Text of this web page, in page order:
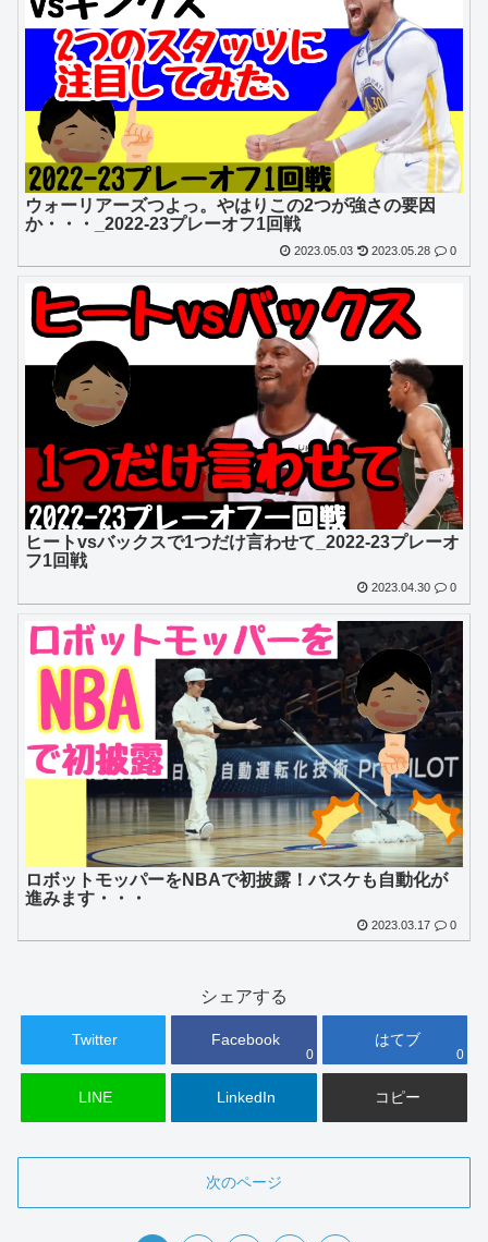
ウォーリアーズつよっ。やはりこの2つが強さの要因
か・・・_2022-23プレーオフ1回戦
2023.05.03 2023.05.28 0
ヒートvsバックスで1つだけ言わせて_2022-23プレーオ
フ1回戦
2023.04.30 0
ロボットモッパーをNBAで初披露！バスケも自動化が
進みます・・・
2023.03.17 0
シェアする
Twitter Facebook
0
はてブ
0
LINE LinkedIn コピー
次のページ